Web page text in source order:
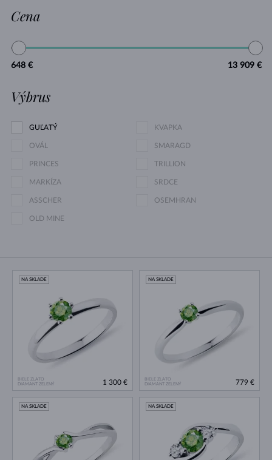
Cena
648 € 13 909 €
Výbrus
GUĽATÝ KVAPKA
OVÁL SMARAGD
PRINCES TRILLION
MARKÍZA SRDCE
ASSCHER OSEMHRAN
OLD MINE
BIELE ZLATO
DIAMANT ZELENÝ
NA SKLADE
1 300 €
BIELE ZLATO
DIAMANT ZELENÝ
NA SKLADE
779 €
NA SKLADE NA SKLADE